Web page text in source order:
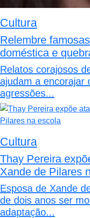
Cultura
Relembre
doméstica e
Relatos corajosos
ajudam a encorajar
agressões...
Cultura
Thay Pereira
Xande de Pilares
Esposa de Xande
de dois anos ser
adaptação...